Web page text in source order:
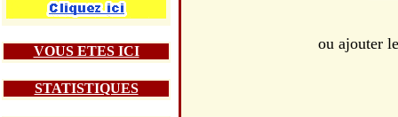
VOUS ETES ICI
STATISTIQUES
ou ajouter